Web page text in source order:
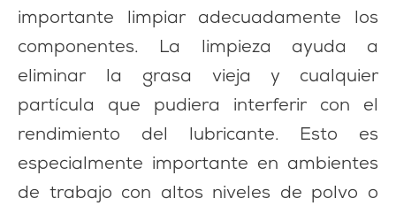
importante limpiar adecuadamente los
componentes. La limpieza ayuda a
eliminar la grasa vieja y cualquier
partícula que pudiera interferir con el
rendimiento del lubricante. Esto es
especialmente importante en ambientes
de trabajo con altos niveles de polvo o